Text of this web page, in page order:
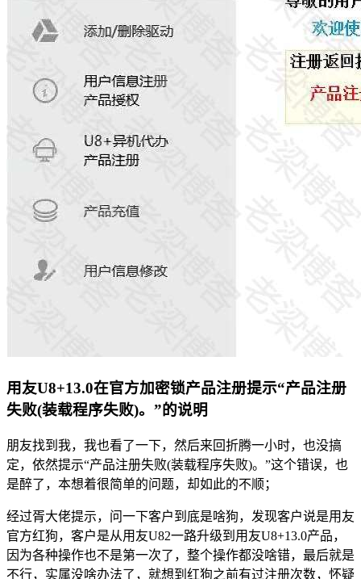
用友U8+13.0在官方加密锁产品注册提示“产品注册
失败(装载程序失败)。”的说明
朋友找到我，我也看了一下，然后来回折腾一小时，也没搞
定，依然提示“产品注册失败(装载程序失败)。”这个错误，也
是醉了，本想着很简单的问题，却如此的不顺；
经过胥大佬提示，问一下客户到底是啥狗，发现客户说是用友
官方红狗，客户是从用友U82一路升级到用友U8+13.0产品，
因为各种操作也不是第一次了，整个操作都没啥错，最后就是
不行，实属没啥办法了，就想到红狗之前有过注册次数，怀疑